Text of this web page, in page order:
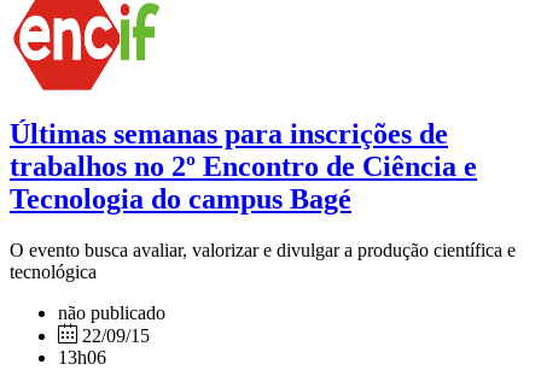
Últimas semanas para inscrições de
trabalhos no 2º Encontro de Ciência e
Tecnologia do campus Bagé
O evento busca avaliar, valorizar e divulgar a produção científica e
tecnológica
não publicado
22/09/15
13h06